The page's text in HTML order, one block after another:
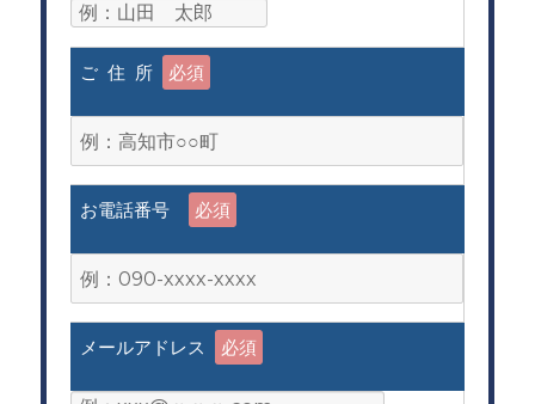
ご 住 所 必須
お電話番号 必須
メールアドレス 必須